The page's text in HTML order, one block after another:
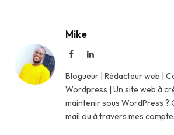
Mike
FacebookLinkedIn
Blogueur | Rédacteur web |
Wordpress | Un site web à
maintenir sous WordPress
mail ou à travers mes